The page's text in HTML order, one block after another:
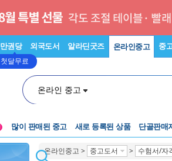
만권당
첫달무료
외국도서 알라딘굿즈 온라인중고 중
온라인 중고
많이 판매된 중고 새로 등록된 상품 단골판매
온라인중고 > 중고도서 > 수험서/자